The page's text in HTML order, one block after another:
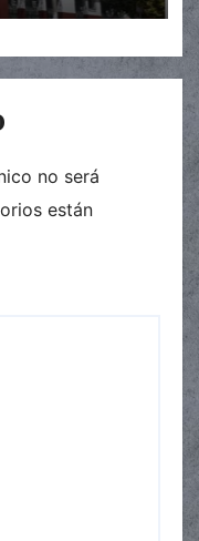
no será
están